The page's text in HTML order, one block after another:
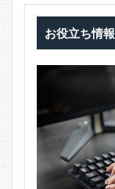
お役立ち情報